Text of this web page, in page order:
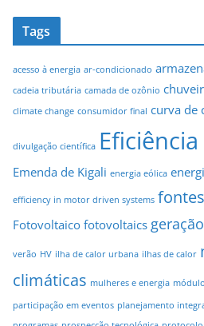
Tags
acesso à energia ar-condicionado
cadeia tributária camada de ozônio
climate change consumidor final curva de
divulgação científica
Emenda de Kigali energia eólica
efficiency in motor driven systems
Fotovoltaico fotovoltaics
verão HV ilha de calor urbana ilhas de calor
climáticas mulheres e energia
participação em eventos planejamento